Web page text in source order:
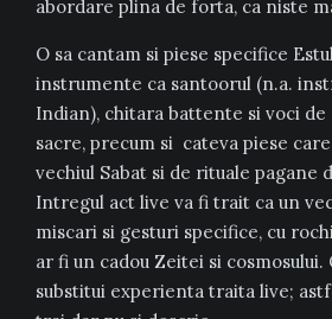
abordare plina de forta, ca niste
O sa cantam si piese specifice
instrumente ca santoorul (n.a.
Indian), chitara battente si voci
sacre, precum si cateva piese
vechiul Sabat si de rituale pagane
Intregul act live va fi trait ca un
miscari si gesturi specifice, cu
ar fi un cadou Zeitei si
substitui experienta traita live;